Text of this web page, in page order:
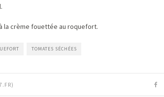
la crème fouettée au roquefort.
TOMATES SÉCHÉES